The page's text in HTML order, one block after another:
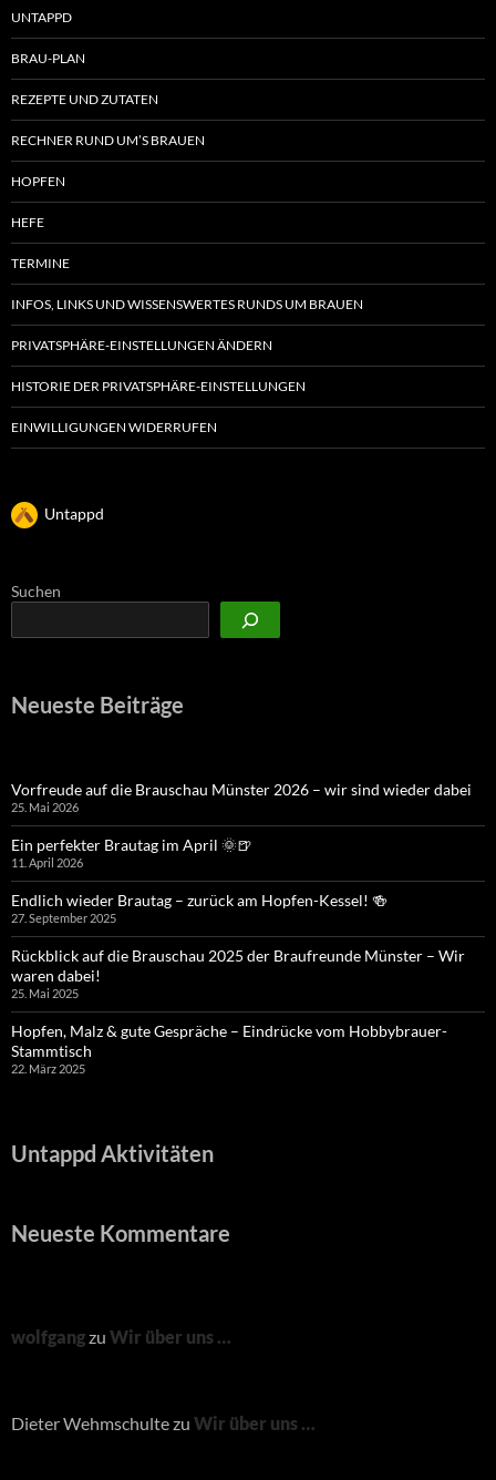
UNTAPPD
BRAU-PLAN
REZEPTE UND ZUTATEN
RECHNER RUND UM’S BRAUEN
HOPFEN
HEFE
TERMINE
INFOS, LINKS UND WISSENSWERTES RUNDS UM BRAUEN
PRIVATSPHÄRE-EINSTELLUNGEN ÄNDERN
HISTORIE DER PRIVATSPHÄRE-EINSTELLUNGEN
EINWILLIGUNGEN WIDERRUFEN
Untappd
Suchen
Neueste Beiträge
Vorfreude auf die Brauschau Münster 2026 – wir sind wieder dabei
25. Mai 2026
Ein perfekter Brautag im April 🌞🍺
11. April 2026
Endlich wieder Brautag – zurück am Hopfen-Kessel! 🍻
27. September 2025
Rückblick auf die Brauschau 2025 der Braufreunde Münster – Wir
waren dabei!
25. Mai 2025
Hopfen, Malz & gute Gespräche – Eindrücke vom Hobbybrauer-
Stammtisch
22. März 2025
Untappd Aktivitäten
Neueste Kommentare
wolfgangzu Wir über uns …
Dieter Wehmschultezu Wir über uns …